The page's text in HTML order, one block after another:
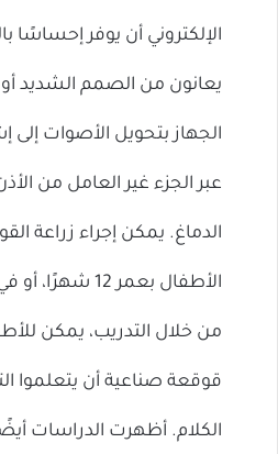
الإلكتروني أن يوفر
يعانون من الصمم الشديد
الجهاز بتحويل الأصوات إلى
عبر الجزء غير العامل من
الدماغ. يمكن إجراء زراعة
الأطفال بعمر 12 شهرًا، أو في بعض الأحيان قبل ذلك.
من خلال التدريب، يمكن
قوقعة صناعية أن يتعلموا
الكلام. أظهرت الدراسات